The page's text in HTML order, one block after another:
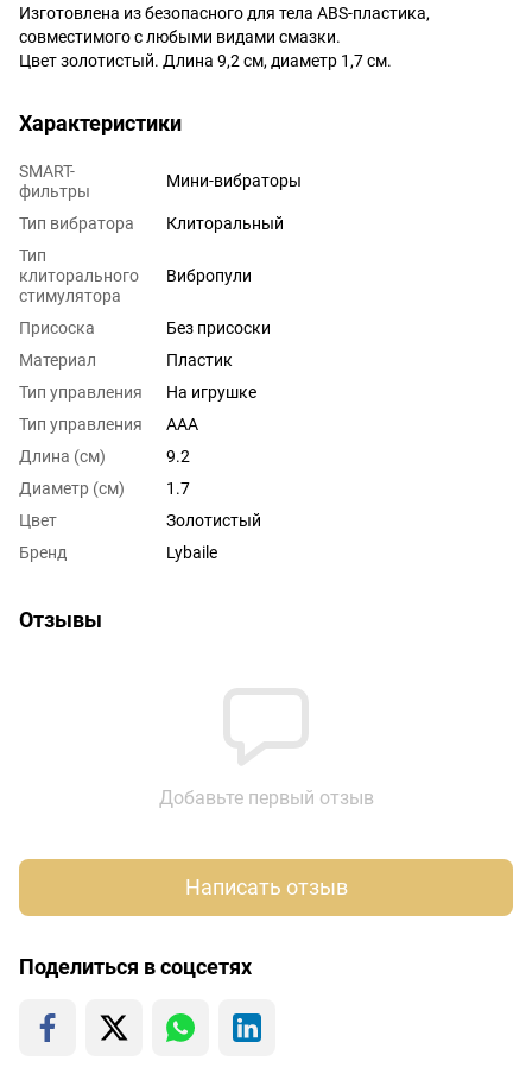
Изготовлена из безопасного для тела ABS-пластика,
совместимого с любыми видами смазки.
Цвет золотистый. Длина 9,2 см, диаметр 1,7 см.
Характеристики
SMART-
фильтры
Мини-вибраторы
Тип вибратора
Клиторальный
Тип
клиторального
стимулятора
Вибропули
Присоска
Без присоски
Материал
Пластик
Тип управления
На игрушке
Тип управления
AAA
Длина (см)
9.2
Диаметр (см)
1.7
Цвет
Золотистый
Бренд
Lybaile
Отзывы
Добавьте первый отзыв
Написать отзыв
Поделиться в соцсетях